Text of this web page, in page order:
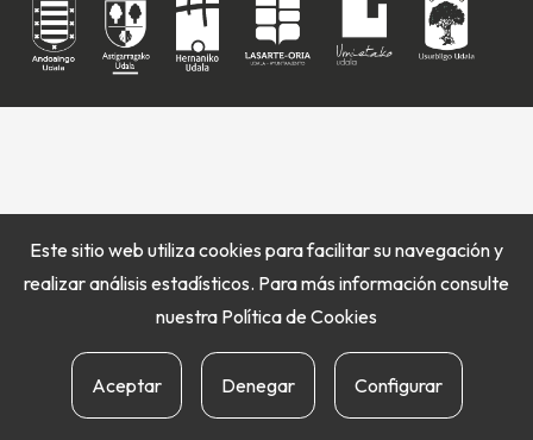
Este sitio web utiliza cookies para facilitar su navegación y
realizar análisis estadísticos. Para más información consulte
nuestra Política de Cookies
Aceptar Denegar Configurar